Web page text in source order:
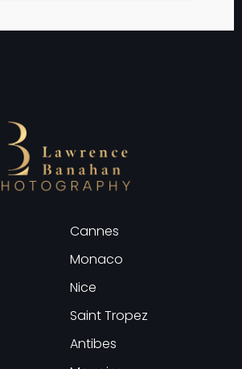
Cannes
Monaco
Nice
Saint Tropez
Antibes